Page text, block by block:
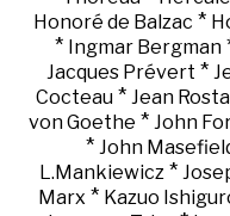
Honoré de Balzac *
* Ingmar Bergman
Jacques Prévert *
Cocteau * Jean
von Goethe * John
* John
L.Mankiewicz*
Marx * Kazuo